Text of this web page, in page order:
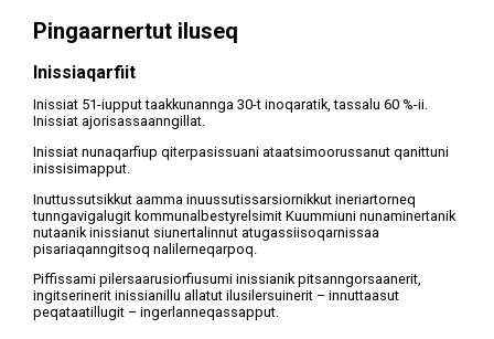
Pingaarnertut iluseq
Inissiaqarfiit
Inissiat 51-iupput taakkunannga 30-t inoqaratik, tassalu 60 %-ii.
Inissiat ajorisassaanngillat.
Inissiat nunaqarfiup qiterpasissuani ataatsimoorussanut qanittuni
inissisimapput.
Inuttussutsikkut aamma inuussutissarsiornikkut ineriartorneq
tunngavigalugit kommunalbestyrelsimit Kuummiuni nunaminertanik
nutaanik inissianut siunertalinnut atugassiisoqarnissaa
pisariaqanngitsoq nalilerneqarpoq.
Piffissami pilersaarusiorfiusumi inissianik pitsanngorsaanerit,
ingitserinerit inissianillu allatut ilusilersuinerit – innuttaasut
peqataatillugit – ingerlanneqassapput.